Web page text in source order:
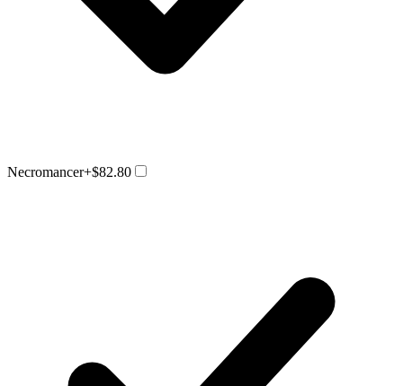
Necromancer+$82.80